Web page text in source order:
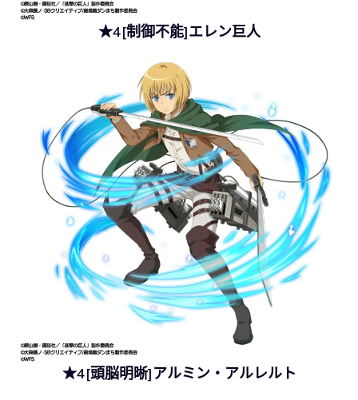
★4[制御不能]エレン巨人
★4[頭脳明晰]アルミン・アルレルト